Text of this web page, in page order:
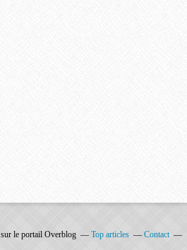
sur le portail Overblog Top articles Contact